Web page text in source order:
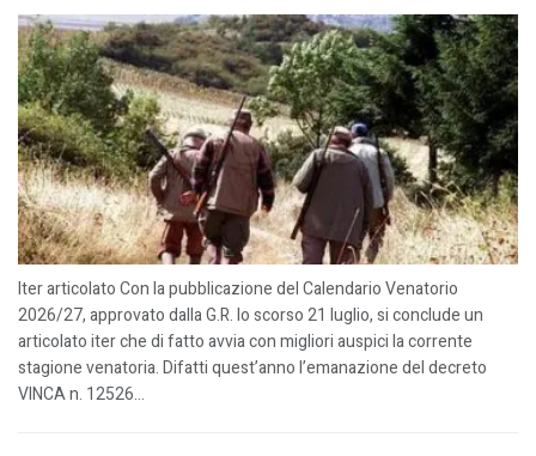
Iter articolato Con la pubblicazione del Calendario Venatorio
2026/27, approvato dalla G.R. lo scorso 21 luglio, si conclude un
articolato iter che di fatto avvia con migliori auspici la corrente
stagione venatoria. Difatti quest’anno l’emanazione del decreto
VINCA n. 12526...